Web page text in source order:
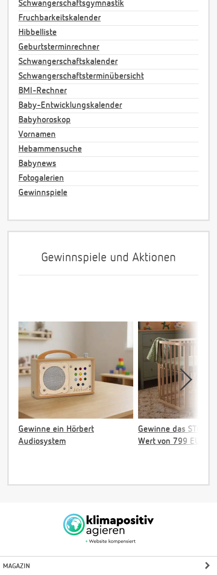
Schwangerschaftsgymnastik
Fruchbarkeitskalender
Hibbelliste
Geburtsterminrechner
Schwangerschaftskalender
Schwangerschaftsterminübersicht
BMI-Rechner
Baby-Entwicklungskalender
Babyhoroskop
Vornamen
Hebammensuche
Babynews
Fotogalerien
Gewinnspiele
Gewinnspiele und Aktionen
Gewinne ein Hörbert
Audiosystem
Gewinne das
Wert von 799 EUR
MAGAZIN